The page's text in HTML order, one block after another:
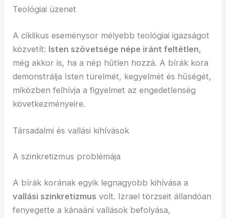
Teológiai üzenet
A ciklikus eseménysor mélyebb teológiai igazságot
közvetít: Isten szövetsége népe iránt feltétlen,
még akkor is, ha a nép hűtlen hozzá. A bírák kora
demonstrálja Isten türelmét, kegyelmét és hűségét,
miközben felhívja a figyelmet az engedetlenség
következményeire.
Társadalmi és vallási kihívások
A szinkretizmus problémája
A bírák korának egyik legnagyobb kihívása a
vallási szinkretizmus volt. Izrael törzseit állandóan
fenyegette a kánaáni vallások befolyása,